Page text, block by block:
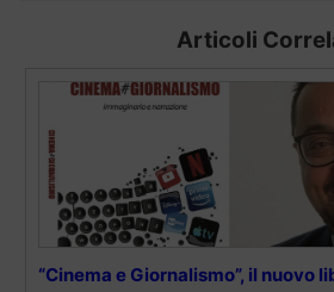
Articoli
“Cinema e Giornalismo”, il nuovo